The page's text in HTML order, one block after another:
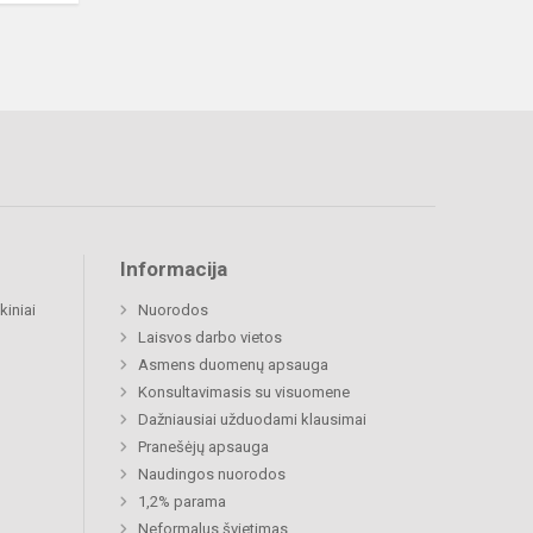
Informacija
Nuorodos
Laisvos darbo vietos
Asmens duomenų apsauga
Konsultavimasis su visuomene
Dažniausiai užduodami klausimai
Pranešėjų apsauga
Naudingos nuorodos
1,2% parama
Neformalus švietimas